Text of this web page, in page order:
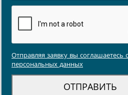
Отправляя заявку вы
персональных данных